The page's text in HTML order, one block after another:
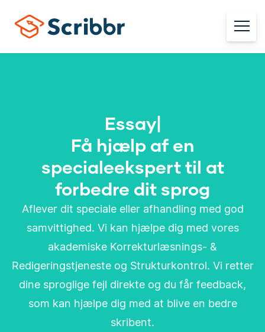
Essay|
Få hjælp af en
specialeekspert til at
forbedre dit sprog
Aflever dit speciale eller afhandling med god
samvittighed. Vi kan hjælpe dig med vores
akademiske Korrekturlæsnings- &
Redigeringstjeneste og Strukturkontrol. Vi retter
dine sproglige fejl direkte og du får feedback,
som kan hjælpe dig med at blive en bedre
skribent.